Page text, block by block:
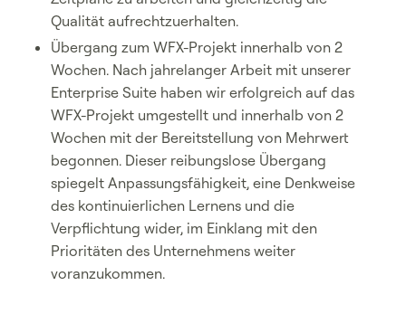
Qualität aufrechtzuerhalten.
Übergang zum WFX-Projekt innerhalb von 2
Wochen. Nach jahrelanger Arbeit mit unserer
Enterprise Suite haben wir erfolgreich auf das
WFX-Projekt umgestellt und innerhalb von 2
Wochen mit der Bereitstellung von Mehrwert
begonnen. Dieser reibungslose Übergang
spiegelt Anpassungsfähigkeit, eine Denkweise
des kontinuierlichen Lernens und die
Verpflichtung wider, im Einklang mit den
Prioritäten des Unternehmens weiter
voranzukommen.